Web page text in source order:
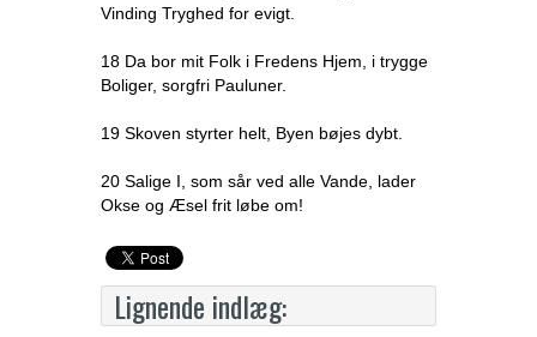
Vinding Tryghed for evigt.
18 Da bor mit Folk i Fredens Hjem, i trygge
Boliger, sorgfri Pauluner.
19 Skoven styrter helt, Byen bøjes dybt.
20 Salige I, som sår ved alle Vande, lader
Okse og Æsel frit løbe om!
Lignende indlæg: